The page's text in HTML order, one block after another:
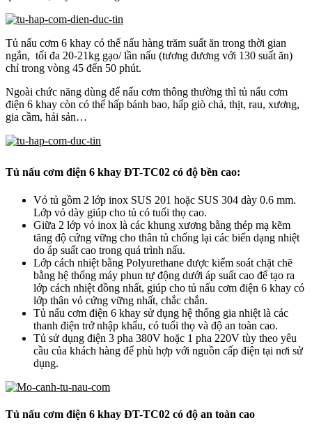
Tủ nấu cơm 6 khay có thể nấu hàng trăm suất ăn trong thời gian
ngắn, tối đa 20-21kg gạo/ lần nấu (tương đương với 130 suất ăn)
chỉ trong vòng 45 đến 50 phút.
Ngoài chức năng dùng để nấu cơm thông thường thì tủ nấu cơm
điện 6 khay còn có thể hấp bánh bao, hấp giò chả, thịt, rau, xương,
gia cầm, hải sản…
Tủ nấu cơm điện 6 khay ĐT-TC02 có độ bền cao:
Vỏ tủ gồm 2 lớp inox SUS 201 hoặc SUS 304 dày 0.6 mm.
Lớp vỏ dày giúp cho tủ có tuổi thọ cao.
Giữa 2 lớp vỏ inox là các khung xương bằng thép mạ kẽm
tăng độ cứng vững cho thân tủ chống lại các biến dạng nhiệt
do áp suất cao trong quá trình nấu.
Lớp cách nhiệt bằng Polyurethane được kiểm soát chặt chẽ
bằng hệ thống máy phun tự động dưới áp suất cao để tạo ra
lớp cách nhiệt đồng nhất, giúp cho tủ nấu cơm điện 6 khay có
lớp thân vỏ cứng vững nhất, chắc chắn.
Tủ nấu cơm điện 6 khay sử dụng hệ thống gia nhiệt là các
thanh điện trở nhập khẩu, có tuổi thọ và độ an toàn cao.
Tủ sử dụng điện 3 pha 380V hoặc 1 pha 220V tùy theo yêu
cầu của khách hàng để phù hợp với nguồn cấp điện tại nơi sử
dụng.
Tủ nấu cơm điện 6 khay ĐT-TC02 có độ an toàn cao